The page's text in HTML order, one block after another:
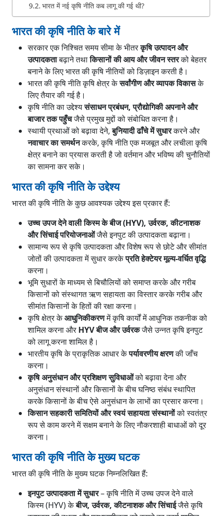
भारत में नई कृषि नीति कब लागू की गई थी?
भारत की कृषि नीति के बारे में
सरकार एक निश्चित समय सीमा के भीतरकृषि उत्पादन और
उत्पादकताबढ़ाने तथाकिसानों की आय और जीवन स्तरको बेहतर
बनाने के लिए भारत की कृषि नीतियों को डिज़ाइन करती है।
भारत की कृषि नीति कृषि क्षेत्र केसर्वांगीण और व्यापक विकासके
लिए तैयार की गई है।
कृषि नीति का उद्देश्यसंसाधन प्रबंधन, प्रौद्योगिकी अपनाने और
बाजार तक पहुँचजैसे प्रमुख मुद्दों को संबोधित करना है।
स्थायी प्रथाओं को बढ़ावा देने,बुनियादी ढाँचे में सुधारकरने और
नवाचार का समर्थनकरके, कृषि नीति एक मजबूत और लचीला कृषि
क्षेत्र बनाने का प्रयास करती है जो वर्तमान और भविष्य की चुनौतियों
का सामना कर सके।
भारत की कृषि नीति के उद्देश्य
भारत की कृषि नीति के कुछ आवश्यक उद्देश्य इस प्रकार हैं:
उच्च उपज देने वाली किस्म के बीज (HYV), उर्वरक, कीटनाशक
और सिंचाई परियोजनाओंजैसे इनपुट की उत्पादकता बढ़ाना।
सामान्य रूप से कृषि उत्पादकता और विशेष रूप से छोटे और सीमांत
जोतों की उत्पादकता में सुधार करकेप्रति हेक्टेयर मूल्य-वर्धित वृद्धि
करना।
भूमि सुधारों के माध्यम से बिचौलियों को समाप्त करके और गरीब
किसानों को संस्थागत ऋण सहायता का विस्तार करके गरीब और
सीमांत किसानों के हितों की रक्षा करना।
कृषि क्षेत्र केआधुनिकीकरणमें कृषि कार्यों में आधुनिक तकनीक को
शामिल करना और HYV बीज और उर्वरकजैसे उन्नत कृषि इनपुट
को लागू करना शामिल है।
भारतीय कृषि के प्राकृतिक आधार केपर्यावरणीय क्षरणकी जाँच
करना।
कृषि अनुसंधान और प्रशिक्षण सुविधाओंको बढ़ावा देना और
अनुसंधान संस्थानों और किसानों के बीच घनिष्ठ संबंध स्थापित
करके किसानों के बीच ऐसे अनुसंधान के लाभों का प्रसार करना।
किसान सहकारी समितियों और स्वयं सहायता संस्थानोंको स्वतंत्र
रूप से काम करने में सक्षम बनाने के लिए नौकरशाही बाधाओं को दूर
करना।
भारत की कृषि नीति के मुख्य घटक
भारत की कृषि नीति के मुख्य घटक निम्नलिखित हैं:
इनपुट उत्पादकता में सुधार– कृषि नीति में उच्च उपज देने वाले
किस्म (HYV) केबीज, उर्वरक, कीटनाशक और सिंचाईजैसे कृषि